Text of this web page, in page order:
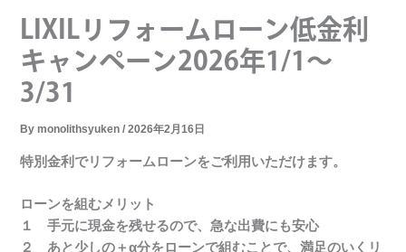
LIXILリフォームローン低金利
キャンペーン2026年1/1～
3/31
Bymonolithsyuken/2026年2月16日
特別金利でリフォームローンをご利用いただけます。
ローンを組むメリット
１ 手元に現金を残せるので、急な出費にも安心
２ あと少しの＋α分をローンで組むことで、満足のいくリ